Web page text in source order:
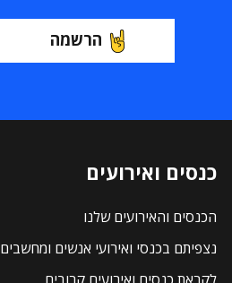
הרשמה
כנסים ואירועים
הכנסים והאירועים שלנו
נצפיתם בכנסי ואירועי אנשים ומחשבים